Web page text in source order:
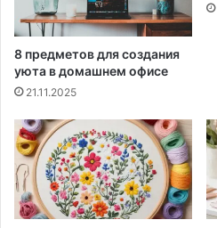
8 предметов для создания
уюта в домашнем офисе
21.11.2025